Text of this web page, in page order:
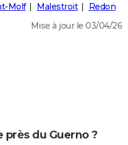
Molf Malestroit
Redon
Mise à jour le 03/04/26
près du Guerno ?